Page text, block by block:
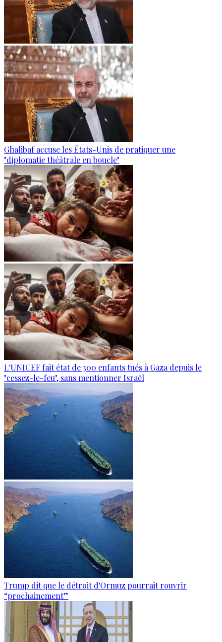
Ghalibaf accuse les États-Unis de pratiquer une
"diplomatie théâtrale en boucle"
L'UNICEF fait état de 300 enfants tués à Gaza depuis le
"cessez-le-feu", sans mentionner Israël
Trump dit que le détroit d'Ormuz pourrait rouvrir
“prochainement”